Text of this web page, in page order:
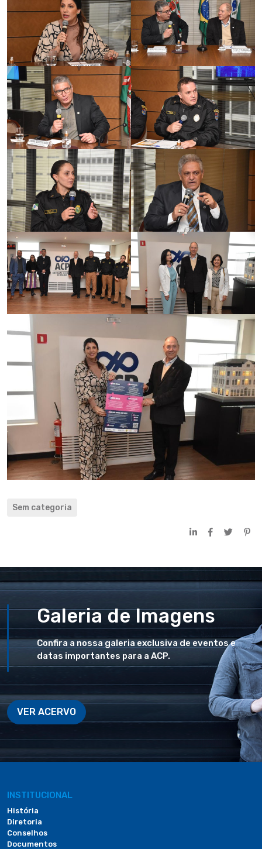
Sem categoria
Galeria de Imagens
Confira a nossa galeria exclusiva de eventos e
datas importantes para a ACP.
VER ACERVO
INSTITUCIONAL
História
Diretoria
Conselhos
Documentos